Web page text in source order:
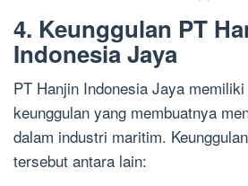
4. Keunggulan PT
Indonesia Jaya
PT Hanjin Indonesia Jaya
keunggulan yang membuatnya
dalam industri maritim.
tersebut antara lain: